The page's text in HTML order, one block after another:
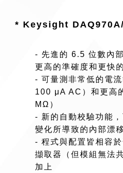
* Keysight DAQ970A/
- 先進的 6.5 位數內
更高的準確度和更快
- 可量測非常低的電
100 μA AC）和更高
MΩ）
- 新的自動校驗功能
變化所導致的內部漂移
- 程式與配置皆相容
擷取器（但模組無法
加上